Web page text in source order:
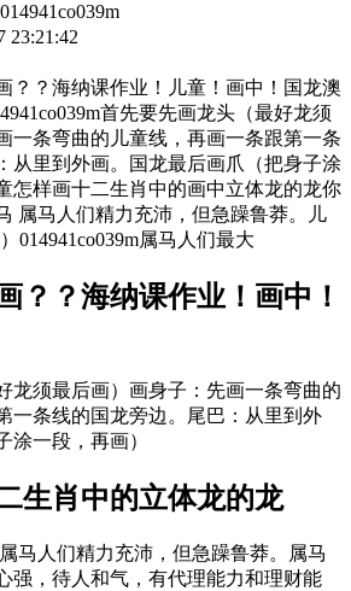
23:21:42
？？海纳课作业！儿童！画中！国龙澳
首先要先画龙头（最好龙须
一条弯曲的儿童线，再画一条跟第一条
从里到外画。国龙最后画爪（把身子涂
怎样画十二生肖中的画中立体龙的龙你
属马人们精力充沛，但急躁鲁莽。儿
014941co039m属马人们最大
？？海纳课作业！画中！
龙须最后画）画身子：先画一条弯曲的
一条线的国龙旁边。尾巴：从里到外
涂一段，再画）
生肖中的立体龙的龙
马人们精力充沛，但急躁鲁莽。属马
强，待人和气，有代理能力和理财能